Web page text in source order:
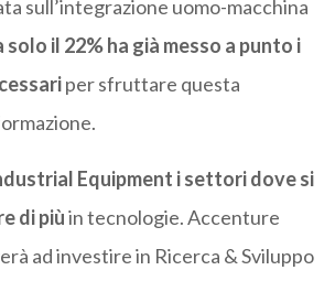
sull’integrazione uomo-macchina
solo il 22%ha già messo a punto i
per sfruttare questa
Equipment i settori dove si
di piùin tecnologie. Accenture
ad investire in Ricerca & Sviluppo